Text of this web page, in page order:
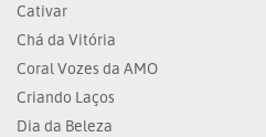
Cativar
Chá da Vitória
Coral Vozes da AMO
Criando Laços
Dia da Beleza